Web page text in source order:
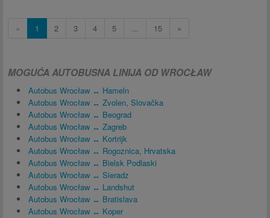
« 1 2 3 4 5 ... 15 »
MOGUĆA AUTOBUSNA LINIJA OD WROCŁAW
Autobus Wrocław ↔ Hameln
Autobus Wrocław ↔ Zvolen, Slovačka
Autobus Wrocław ↔ Beograd
Autobus Wrocław ↔ Zagreb
Autobus Wrocław ↔ Kortrijk
Autobus Wrocław ↔ Rogoznica, Hrvatska
Autobus Wrocław ↔ Bielsk Podlaski
Autobus Wrocław ↔ Sieradz
Autobus Wrocław ↔ Landshut
Autobus Wrocław ↔ Bratislava
Autobus Wrocław ↔ Koper